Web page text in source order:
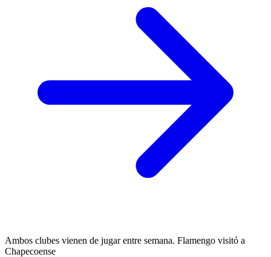
Ambos clubes vienen de jugar entre semana. Flamengo visitó a
Chapecoense